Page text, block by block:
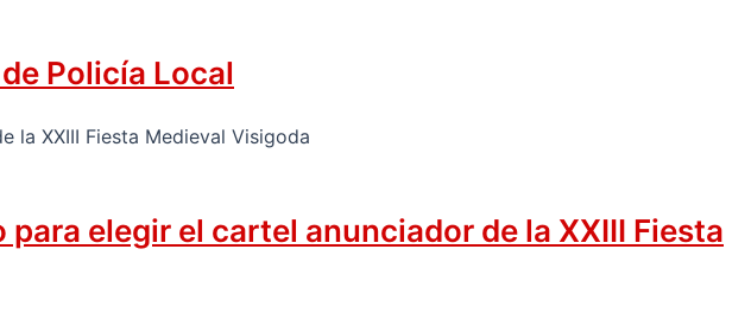
Policía Local
elegir el cartel anunciador de la XXIII Fiesta